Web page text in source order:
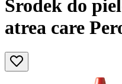
Środek do
atrea care